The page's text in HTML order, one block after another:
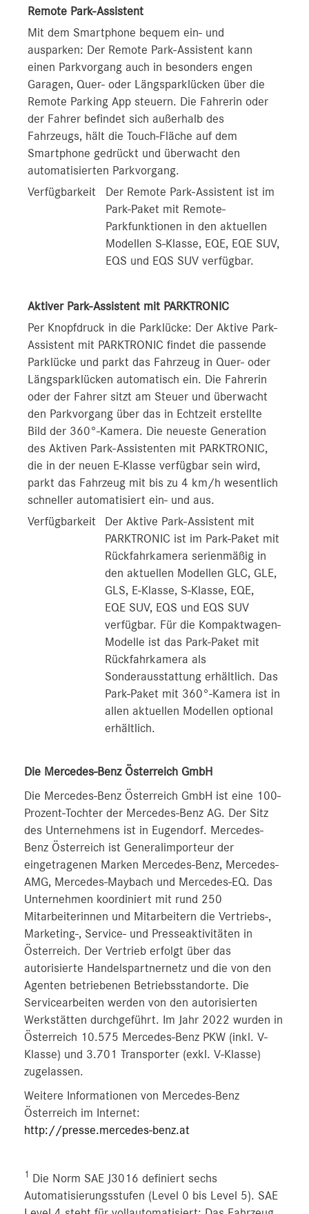
Remote Park-Assistent
Mit dem Smartphone bequem ein- und
ausparken: Der Remote Park-Assistent kann
einen Parkvorgang auch in besonders engen
Garagen, Quer- oder Längsparklücken über die
Remote Parking App steuern. Die Fahrerin oder
der Fahrer befindet sich außerhalb des
Fahrzeugs, hält die Touch-Fläche auf dem
Smartphone gedrückt und überwacht den
automatisierten Parkvorgang.
Verfügbarkeit
Der Remote Park-Assistent ist im
Park-Paket mit Remote-
Parkfunktionen in den aktuellen
Modellen S‑Klasse, EQE, EQE SUV,
EQS und EQS SUV verfügbar.
Aktiver Park-Assistent mit PARKTRONIC
Per Knopfdruck in die Parklücke: Der Aktive Park-
Assistent mit PARKTRONIC findet die passende
Parklücke und parkt das Fahrzeug in Quer- oder
Längsparklücken automatisch ein. Die Fahrerin
oder der Fahrer sitzt am Steuer und überwacht
den Parkvorgang über das in Echtzeit erstellte
Bild der 360°-Kamera. Die neueste Generation
des Aktiven Park-Assistenten mit PARKTRONIC,
die in der neuen E‑Klasse verfügbar sein wird,
parkt das Fahrzeug mit bis zu 4 km/h wesentlich
schneller automatisiert ein- und aus.
Verfügbarkeit
Der Aktive Park-Assistent mit
PARKTRONIC ist im Park-Paket mit
Rückfahrkamera serienmäßig in
den aktuellen Modellen GLC, GLE,
GLS, E‑Klasse, S‑Klasse, EQE,
EQE SUV, EQS und EQS SUV
verfügbar. Für die Kompaktwagen-
Modelle ist das Park-Paket mit
Rückfahrkamera als
Sonderausstattung erhältlich. Das
Park-Paket mit 360°-Kamera ist in
allen aktuellen Modellen optional
erhältlich.
Die Mercedes-Benz Österreich GmbH
Die Mercedes-Benz Österreich GmbH ist eine 100-
Prozent-Tochter der Mercedes-Benz AG. Der Sitz
des Unternehmens ist in Eugendorf. Mercedes-
Benz Österreich ist Generalimporteur der
eingetragenen Marken Mercedes-Benz, Mercedes-
AMG, Mercedes-Maybach und Mercedes-EQ. Das
Unternehmen koordiniert mit rund 250
Mitarbeiterinnen und Mitarbeitern die Vertriebs-,
Marketing-, Service- und Presseaktivitäten in
Österreich. Der Vertrieb erfolgt über das
autorisierte Handelspartnernetz und die von den
Agenten betriebenen Betriebsstandorte. Die
Servicearbeiten werden von den autorisierten
Werkstätten durchgeführt. Im Jahr 2022 wurden in
Österreich 10.575 Mercedes-Benz PKW (inkl. V-
Klasse) und 3.701 Transporter (exkl. V-Klasse)
zugelassen.
Weitere Informationen von Mercedes-Benz
Österreich im Internet:
http://presse.mercedes-benz.at
1
Die Norm SAE J3016 definiert sechs
Automatisierungsstufen (Level 0 bis Level 5). SAE